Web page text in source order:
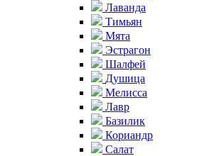
Лаванда
Тимьян
Мята
Эстрагон
Шалфей
Душица
Мелисса
Лавр
Базилик
Кориандр
Салат